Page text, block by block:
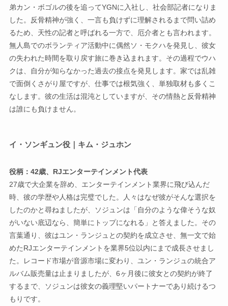
弟カン・ボゴルの後を追ってYGNに入社し、社会部記者になりま
した。反骨精神が強く、一言も負けずに理解されるまで問い詰め
るため、天性の記者と呼ばれる一方で、厄介者とも言われます。
無人島でのボランティア活動中に偶然ソ・モクハを発見し、彼女
の失われた時間を取り戻す旅に巻き込まれます。その過程でウハ
クは、自分が知らなかった過去の接点を発見します。家では乱雑
で面倒くさがり屋ですが、仕事では根気強く、単独取材も多くこ
なします。彼の生活は混沌としていますが、その情熱と反骨精神
は誰にも負けません。
イ・ソンギュン役｜キム・ジュホン
役柄：42歳、RJエンターテインメント代表
27歳で大企業を辞め、エンターテインメント業界に飛び込んだ
時、彼の学歴や人格は完璧でした。人々はなぜ彼がそんな選択を
したのかと尋ねましたが、ソジュンは「自分のような偉そうな奴
がいない底辺なら、簡単にトップになれる」と答えました。その
言葉通り、彼はユン・ランジュとの契約を成立させ、無一文で始
めたRJエンターテインメントを業界5位以内にまで成長させまし
た。レコード市場が音源市場に変わり、ユン・ランジュの統合ア
ルバム販売量は止まりましたが、6ヶ月後に彼女との契約が終了
するまで、ソジュンは彼女の義理堅いパートナーであり続けるつ
もりです。